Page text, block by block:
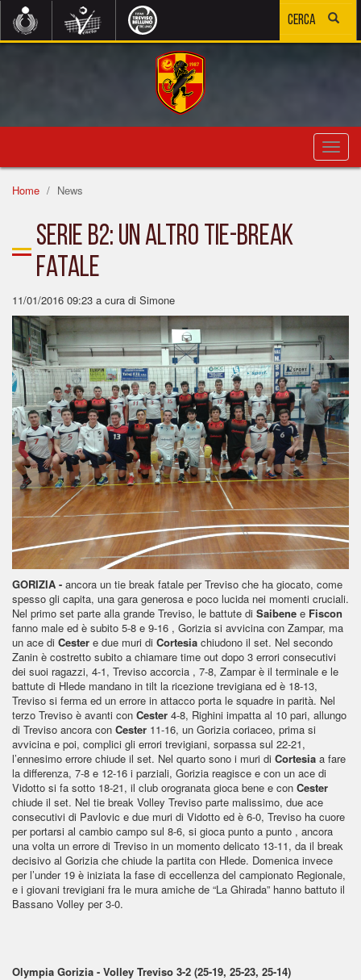
Home
News
Serie B2: un altro tie-break
fatale
11/01/2016 09:23 a cura di Simone
GORIZIA - ancora un tie break fatale per Treviso che ha giocato, come
spesso gli capita, una gara generosa e poco lucida nei momenti cruciali.
Nel primo set parte alla grande Treviso, le battute di Saibene e Fiscon
fanno male ed è subito 5-8 e 9-16 , Gorizia si avvicina con Zampar, ma
un ace di Cester e due muri di Cortesia chiudono il set. Nel secondo
Zanin è costretto subito a chiamare time out dopo 3 errori consecutivi
dei suoi ragazzi, 4-1, Treviso accorcia , 7-8, Zampar è il terminale e le
battute di Hlede mandano in tilt la ricezione trevigiana ed è 18-13,
Treviso si ferma ed un errore in attacco porta le squadre in parità. Nel
terzo Treviso è avanti con Cester 4-8, Righini impatta al 10 pari, allungo
di Treviso ancora con Cester 11-16, un Gorizia coriaceo, prima si
avvicina e poi, complici gli errori trevigiani, sorpassa sul 22-21,
l’ennesimo errore chiude il set. Nel quarto sono i muri di Cortesia a fare
la differenza, 7-8 e 12-16 i parziali, Gorizia reagisce e con un ace di
Vidotto si fa sotto 18-21, il club orogranata gioca bene e con Cester
chiude il set. Nel tie break Volley Treviso parte malissimo, due ace
consecutivi di Pavlovic e due muri di Vidotto ed è 6-0, Treviso ha cuore
per portarsi al cambio campo sul 8-6, si gioca punto a punto , ancora
una volta un errore di Treviso in un momento delicato 13-11, da il break
decisivo al Gorizia che chiude la partita con Hlede. Domenica invece
per l’under 19 è iniziata la fase di eccellenza del campionato Regionale,
e i giovani trevigiani fra le mura amiche de “La Ghirada” hanno battuto il
Bassano Volley per 3-0.
Olympia Gorizia - Volley Treviso 3-2 (25-19, 25-23, 25-14)